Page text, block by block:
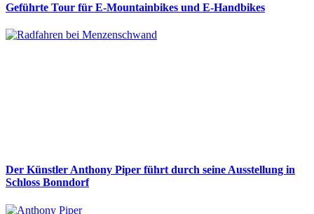
Geführte Tour für E-Mountainbikes und E-Handbikes
Der Künstler Anthony Piper führt durch seine Ausstellung in
Schloss Bonndorf